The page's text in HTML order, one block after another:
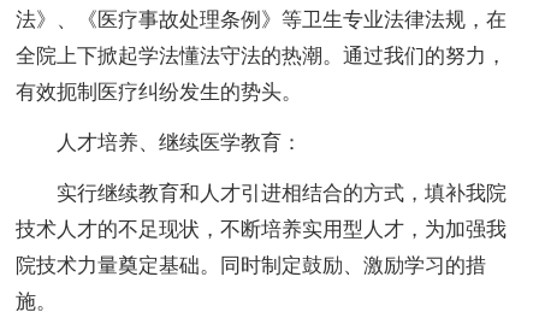
法》、《医疗事故处理条例》等卫生专业法律法规，在
全院上下掀起学法懂法守法的热潮。通过我们的努力，
有效扼制医疗纠纷发生的势头。
人才培养、继续医学教育：
实行继续教育和人才引进相结合的方式，填补我院
技术人才的不足现状，不断培养实用型人才，为加强我
院技术力量奠定基础。同时制定鼓励、激励学习的措
施。